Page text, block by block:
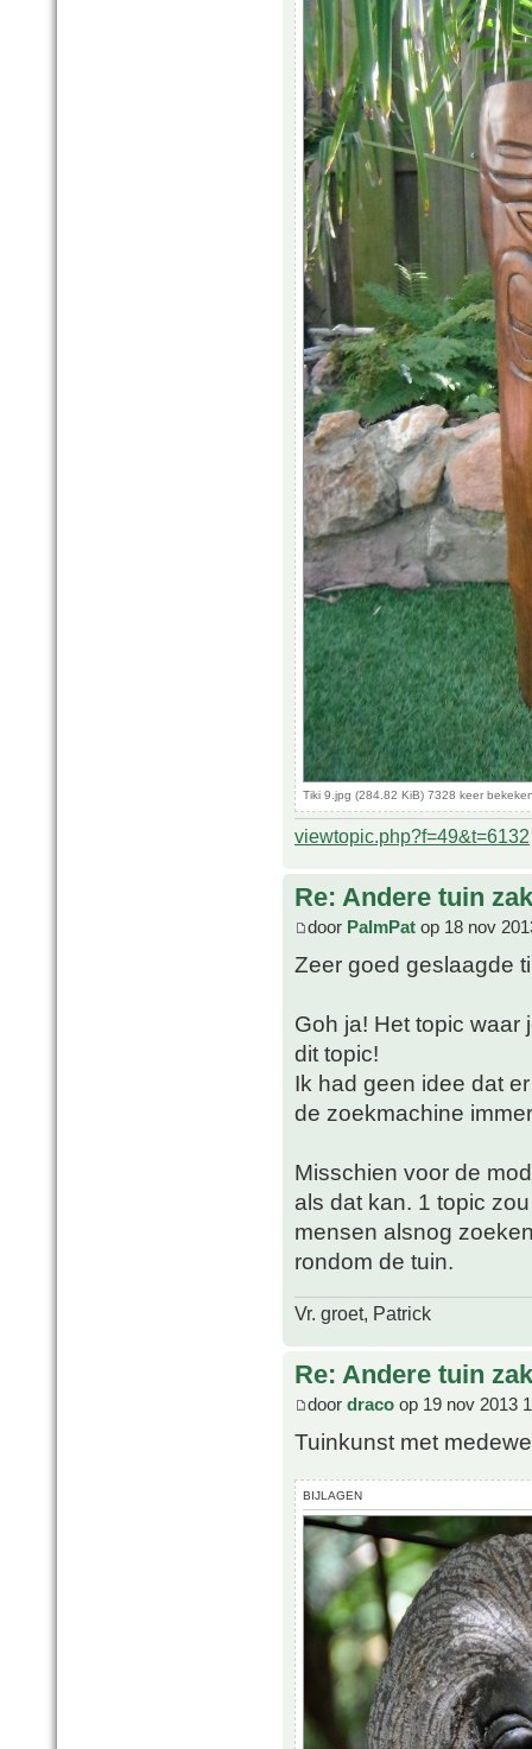
Tiki 9.jpg (284.82 KiB) 7328 keer
viewtopic.php?f=49&t=6132
Re: Andere tuin
door PalmPat op 18 nov
Zeer goed geslaagde
Goh ja! Het topic waar
dit topic!
Ik had geen idee dat
de zoekmachine
Misschien voor de
als dat kan. 1 topic
mensen alsnog
rondom de tuin.
Vr. groet, Patrick
Re: Andere tuin
door draco op 19 nov 2013
Tuinkunst met
BIJLAGEN